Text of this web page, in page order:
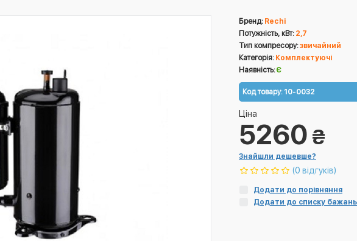
Бренд: Rechi
Потужність, кВт: 2,7
Тип компресору:звичайний
Категорія: Комплектуючі
Наявність:Є
Код товару: 10-0032
Ціна
5260 ₴
Знайшли дешевше?
(0 відгуків)
Додати до порівняння
Додати до списку бажань